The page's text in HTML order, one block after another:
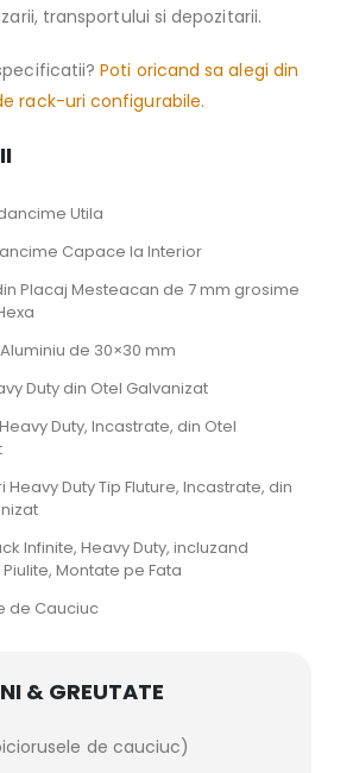
transportului si depozitarii.
Poti oricand sa alegi din
rack-uri configurabile.
Utila
Capace la Interior
Placaj Mesteacan de 7 mm grosime
de 30×30 mm
Duty din Otel Galvanizat
Duty, Incastrate, din Otel
Heavy Duty Tip Fluture, Incastrate, din
Infinite, Heavy Duty, incluzand
Piulite, Montate pe Fata
de Cauciuc
& GREUTATE
de cauciuc)